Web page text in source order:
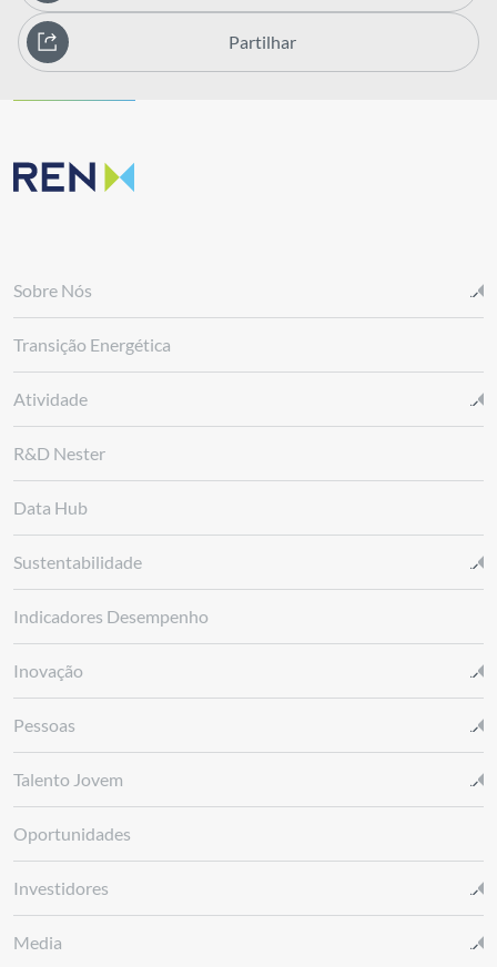
Partilhar
Sobre Nós
Transição Energética
Atividade
R&D Nester
Data Hub
Sustentabilidade
Indicadores Desempenho
Inovação
Pessoas
Talento Jovem
Oportunidades
Investidores
Media